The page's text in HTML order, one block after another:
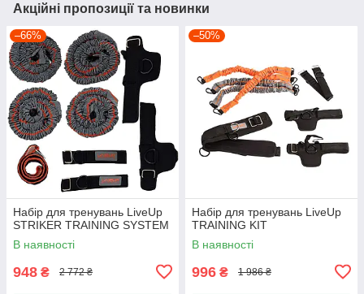
Акційні пропозиції та новинки
–66%
Набiр для тренувань LiveUp
STRIKER TRAINING SYSTEM
В наявності
948 ₴ 2 772 ₴
–50%
Набір для тренувань LiveUp
TRAINING KIT
В наявності
996 ₴ 1 986 ₴